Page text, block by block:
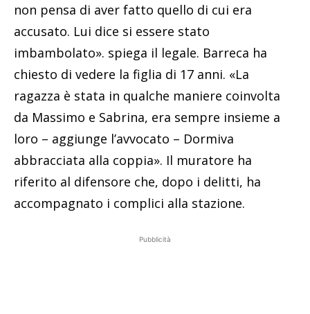
non pensa di aver fatto quello di cui era
accusato. Lui dice si essere stato
imbambolato». spiega il legale. Barreca ha
chiesto di vedere la figlia di 17 anni. «La
ragazza è stata in qualche maniere coinvolta
da Massimo e Sabrina, era sempre insieme a
loro – aggiunge l’avvocato – Dormiva
abbracciata alla coppia». Il muratore ha
riferito al difensore che, dopo i delitti, ha
accompagnato i complici alla stazione.
Pubblicità